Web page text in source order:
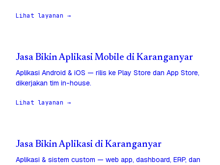
Lihat layanan →
Jasa Bikin Aplikasi Mobile di Karanganyar
Aplikasi Android & iOS — rilis ke Play Store dan App Store,
dikerjakan tim in-house.
Lihat layanan →
Jasa Bikin Aplikasi di Karanganyar
Aplikasi & sistem custom — web app, dashboard, ERP, dan